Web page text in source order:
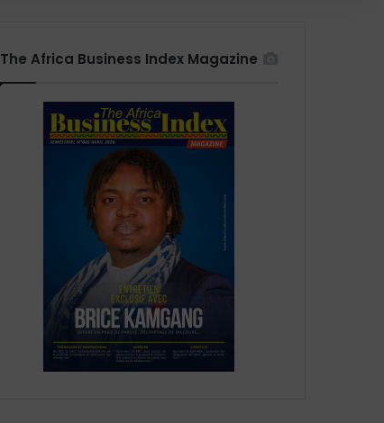
The Africa Business Index Magazine